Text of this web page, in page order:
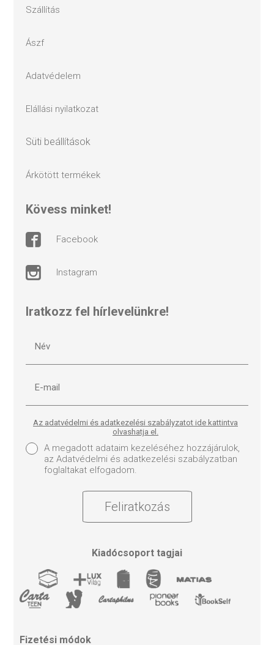
szállítás
ászf
adatvédelem
elállási nyilatkozat
süti beállítások
árkötött termékek
kövess minket!
facebook
instagram
Iratkozz fel hírlevelünkre!
Az adatvédelmi és adatkezelési szabályzatot ide kattintva
olvashatja el.
A megadott adataim kezeléséhez hozzájárulok,
az Adatvédelmi és adatkezelési szabályzatban
foglaltakat elfogadom.
Feliratkozás
Kiadócsoport tagjai
Fizetési módok